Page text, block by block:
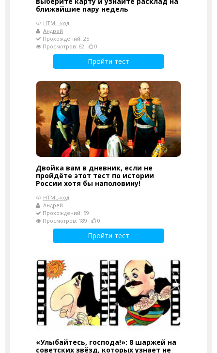
ближайшие пару недель
HTML-код
Андрей
Прохождений: 25
Просмотров: 62
0
Пройти тест
Двойка вам в дневник, если не
пройдёте этот тест по истории
России хотя бы наполовину!
HTML-код
Андрей
Прохождений: 59
Просмотров: 189
0
Пройти тест
«Улыбайтесь, господа!»: 8 шаржей на
советских звёзд, которых узнает не